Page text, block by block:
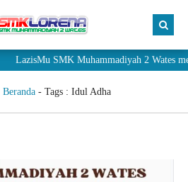
LazisMu SMK Muhammadiyah 2 Wates
Beranda - Tags : Idul Adha